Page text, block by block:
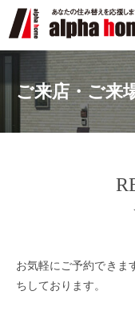
ご来店・ご来
お気軽にご予約できま
ちしております。